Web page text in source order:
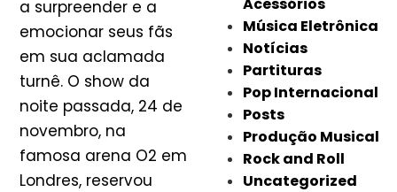
a surpreender e a
emocionar seus fãs
em sua aclamada
turnê. O show da
noite passada, 24 de
novembro, na
famosa arena O2 em
Londres, reservou
Música Eletrônica
Notícias
Partituras
Pop Internacional
Posts
Produção Musical
Rock and Roll
Uncategorized